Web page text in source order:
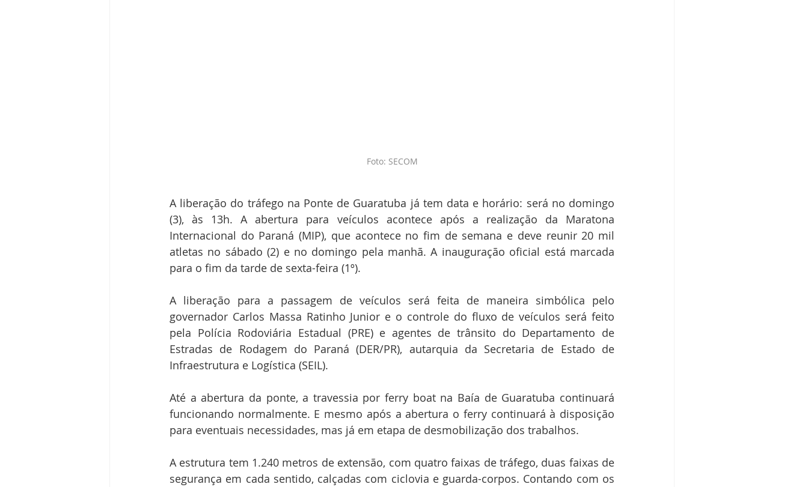
Foto: SECOM
A liberação do tráfego na Ponte de Guaratuba já tem data e horário: será no domingo
(3), às 13h. A abertura para veículos acontece após a realização da Maratona
Internacional do Paraná (MIP), que acontece no fim de semana e deve reunir 20 mil
atletas no sábado (2) e no domingo pela manhã. A inauguração oficial está marcada
para o fim da tarde de sexta-feira (1º).
A liberação para a passagem de veículos será feita de maneira simbólica pelo
governador Carlos Massa Ratinho Junior e o controle do fluxo de veículos será feito
pela Polícia Rodoviária Estadual (PRE) e agentes de trânsito do Departamento de
Estradas de Rodagem do Paraná (DER/PR), autarquia da Secretaria de Estado de
Infraestrutura e Logística (SEIL).
Até a abertura da ponte, a travessia por ferry boat na Baía de Guaratuba continuará
funcionando normalmente. E mesmo após a abertura o ferry continuará à disposição
para eventuais necessidades, mas já em etapa de desmobilização dos trabalhos.
A estrutura tem 1.240 metros de extensão, com quatro faixas de tráfego, duas faixas de
segurança em cada sentido, calçadas com ciclovia e guarda-corpos. Contando com os